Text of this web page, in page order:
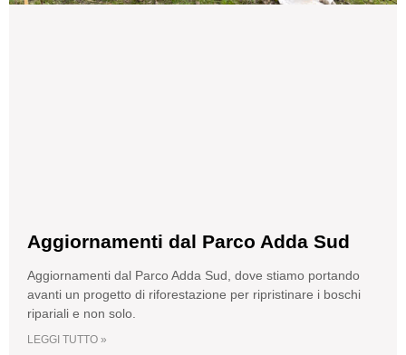
Aggiornamenti dal Parco Adda Sud
Aggiornamenti dal Parco Adda Sud, dove stiamo portando
avanti un progetto di riforestazione per ripristinare i boschi
ripariali e non solo.
LEGGI TUTTO »